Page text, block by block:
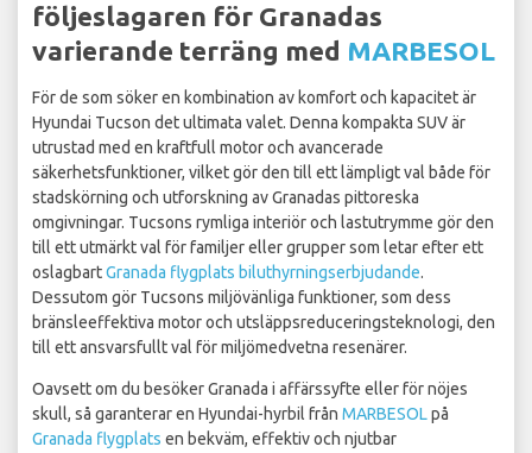
följeslagaren för Granadas
varierande terräng med MARBESOL
För de som söker en kombination av komfort och kapacitet är
Hyundai Tucson det ultimata valet. Denna kompakta SUV är
utrustad med en kraftfull motor och avancerade
säkerhetsfunktioner, vilket gör den till ett lämpligt val både för
stadskörning och utforskning av Granadas pittoreska
omgivningar. Tucsons rymliga interiör och lastutrymme gör den
till ett utmärkt val för familjer eller grupper som letar efter ett
oslagbartGranada flygplats biluthyrningserbjudande.
Dessutom gör Tucsons miljövänliga funktioner, som dess
bränsleeffektiva motor och utsläppsreduceringsteknologi, den
till ett ansvarsfullt val för miljömedvetna resenärer.
Oavsett om du besöker Granada i affärssyfte eller för nöjes
skull, så garanterar en Hyundai-hyrbil från MARBESOLpå
Granada flygplats en bekväm, effektiv och njutbar